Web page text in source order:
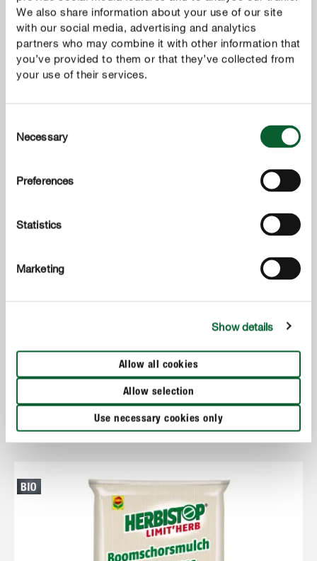
We also share information about your use of our site
with our social media, advertising and analytics
partners who may combine it with other information that
you’ve provided to them or that they’ve collected from
your use of their services.
Selection
Necessary
Preferences
Statistics
Marketing
Show details
Allow all cookies
Allow selection
Use necessary cookies only
Herbistop Limit'Herb Ecorces de Pin